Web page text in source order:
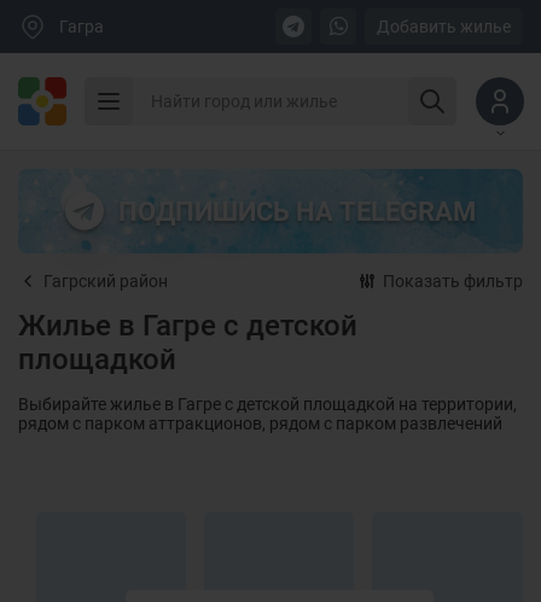
Гагра Добавить жилье
ПОДПИШИСЬ НА TELEGRAM
Гагрский район Показать фильтр
Жилье в Гагре с детской
площадкой
Выбирайте жилье в Гагре с детской площадкой на территории,
рядом с парком аттракционов, рядом с парком развлечений